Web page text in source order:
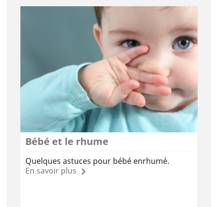
Bébé et le rhume
Quelques astuces pour bébé enrhumé.
En savoir plus